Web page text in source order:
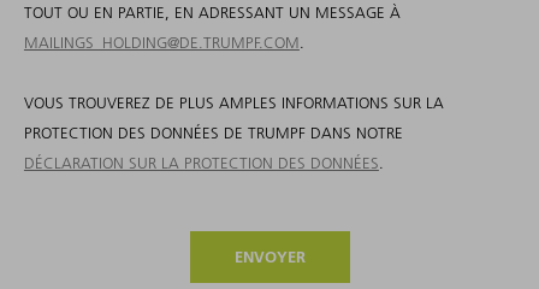
TOUT OU EN PARTIE, EN ADRESSANT UN MESSAGE À
MAILINGS_HOLDING@DE.TRUMPF.COM
VOUS TROUVEREZ DE PLUS AMPLES INFORMATIONS SUR LA
PROTECTION DES DONNÉES DE TRUMPF DANS NOTRE
DÉCLARATION SUR LA PROTECTION DES DONNÉES
ENVOYER